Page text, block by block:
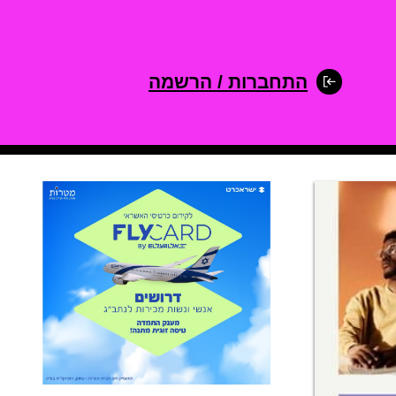
התחברות / הרשמה